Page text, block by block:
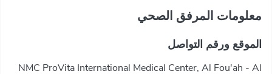
معلومات المرفق الصحي
الموقع ورقم التواصل
NMC ProVita International Medical Center, Al Fou'ah - Al